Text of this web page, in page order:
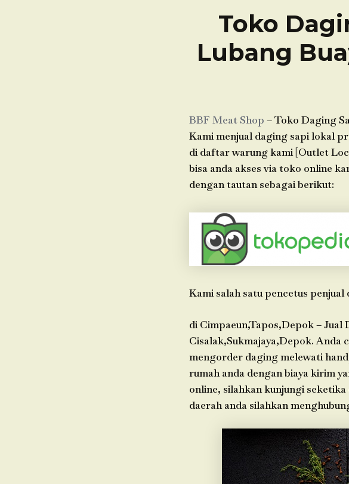
Toko
Lubang
BBF Meat Shop – Toko Daging
Kami menjual daging sapi lokal
di daftar warung kami [Outlet
bisa anda akses via toko online
dengan tautan sebagai berikut:
Kami salah satu pencetus
di Cimpaeun,Tapos,Depok – Jual
Cisalak,Sukmajaya,Depok. Anda
mengorder daging melewati
rumah anda dengan biaya kirim
online, silahkan kunjungi
daerah anda silahkan